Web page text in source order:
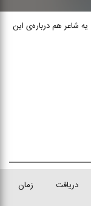
شاعر هم درباره‌ی این
زمان دریافت